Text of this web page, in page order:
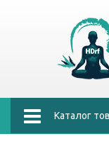
Каталог